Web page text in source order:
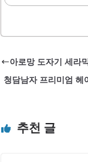
센스는 하이알루
데 도움을 줍니다.
없이 사용 가능하
심하고 사용할 수
기에 적합합니다.
용하면 더욱 편리
아로망 도자기 세라
청담남자 프리미엄 헤
추천 글